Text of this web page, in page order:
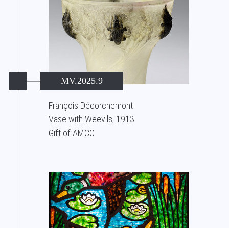
MV.2025.9
François Décorchemont
Vase with Weevils, 1913
Gift of AMCO